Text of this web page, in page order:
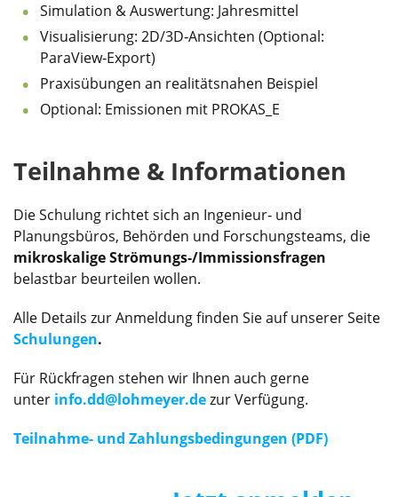
Simulation & Auswertung: Jahresmittel
Visualisierung: 2D/3D‑Ansichten (Optional:
ParaView‑Export)
Praxisübungen an realitätsnahen Beispiel
Optional: Emissionen mit PROKAS_E
Teilnahme & Informationen
Die Schulung richtet sich an Ingenieur‑ und
Planungsbüros, Behörden und Forschungsteams, die
mikroskalige Strömungs‑/Immissionsfragen
belastbar beurteilen wollen.
Alle Details zur Anmeldung finden Sie auf unserer Seite
Schulungen.
Für Rückfragen stehen wir Ihnen auch gerne
unter info.dd@lohmeyer.dezur Verfügung.
Teilnahme- und Zahlungsbedingungen (PDF)